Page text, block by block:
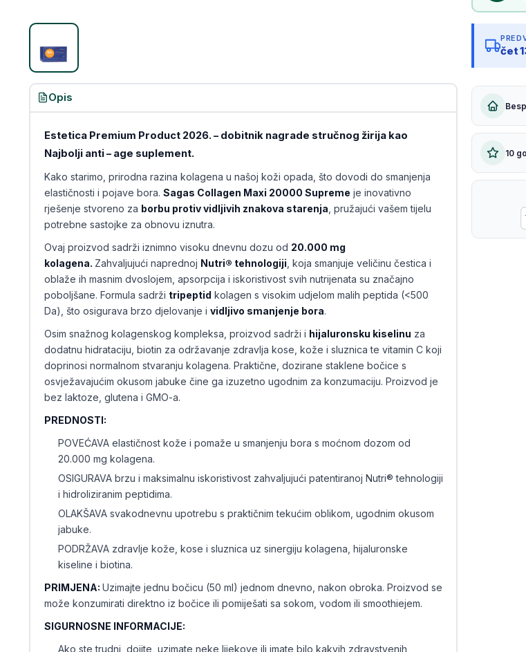
čet
10
Opis
Estetica Premium Product 2026. – dobitnik nagrade stručnog žirija kao
Najbolji anti – age suplement.
Kako starimo, prirodna razina kolagena u našoj koži opada, što dovodi do smanjenja
elastičnosti i pojave bora. Sagas Collagen Maxi 20000 Supreme je inovativno
rješenje stvoreno za borbu protiv vidljivih znakova starenja , pružajući vašem tijelu
potrebne sastojke za obnovu iznutra.
Ovaj proizvod sadrži iznimno visoku dnevnu dozu od 20.000 mg
kolagena. Zahvaljujući naprednoj Nutri® tehnologiji , koja smanjuje veličinu čestica i
oblaže ih masnim dvoslojem, apsorpcija i iskoristivost svih nutrijenata su značajno
poboljšane. Formula sadrži tripeptid kolagen s visokim udjelom malih peptida (<500
Da), što osigurava brzo djelovanje i vidljivo smanjenje bora.
Osim snažnog kolagenskog kompleksa, proizvod sadrži i hijaluronsku kiselinu za
dodatnu hidrataciju, biotin za održavanje zdravlja kose, kože i sluznica te vitamin C koji
doprinosi normalnom stvaranju kolagena. Praktične, dozirane staklene bočice s
osvježavajućim okusom jabuke čine ga izuzetno ugodnim za konzumaciju. Proizvod je
bez laktoze, glutena i GMO-a.
PREDNOSTI:
POVEĆAVA elastičnost kože i pomaže u smanjenju bora s moćnom dozom od
20.000 mg kolagena.
OSIGURAVA brzu i maksimalnu iskoristivost zahvaljujući patentiranoj Nutri® tehnologiji
i hidroliziranim peptidima.
OLAKŠAVA svakodnevnu upotrebu s praktičnim tekućim oblikom, ugodnim okusom
jabuke.
PODRŽAVA zdravlje kože, kose i sluznica uz sinergiju kolagena, hijaluronske
kiseline i biotina.
PRIMJENA: Uzimajte jednu bočicu (50 ml) jednom dnevno, nakon obroka. Proizvod se
može konzumirati direktno iz bočice ili pomiješati sa sokom, vodom ili smoothiejem.
SIGURNOSNE INFORMACIJE:
Ako ste trudni, dojite, uzimate neke lijekove ili imate bilo kakvih zdravstvenih